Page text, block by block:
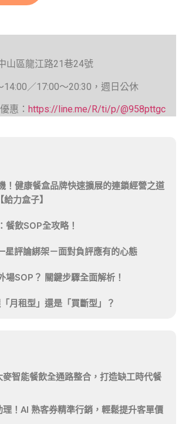
山區龍江路21巷24號
14:00／17:00～20:30，週日公休
惠： https://line.me/R/ti/p/@958pttgc
！健康餐盒品牌快速擴展的連鎖經營之道
給力盒子】
餐飲SOP全攻略！
星評論綁架－面對負評應有的心態
場SOP？ 關鍵步驟全面解析！
月租型」還是「買斷型」？
麥智能餐飲全通路整合，打造缺工時代餐
！AI 熟客券精準行銷，輕鬆提升客單價